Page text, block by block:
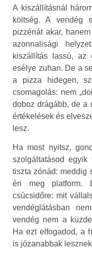
A kiszállításnál
költség. A vendég
pizzériát akar,
azonnalisági
kiszállítás lassú, az
esélye zuhan. De a
a pizza hidegen,
csomagolás: nem
doboz drágább, de a
értékelések és
lesz.
Ha most nyitsz,
szolgáltatásod
tiszta zónád: meddig
éri meg platform.
csúcsidőre: mit
vendéglátásban
vendég nem a
Ha ezt elfogadod, a
is józanabbak